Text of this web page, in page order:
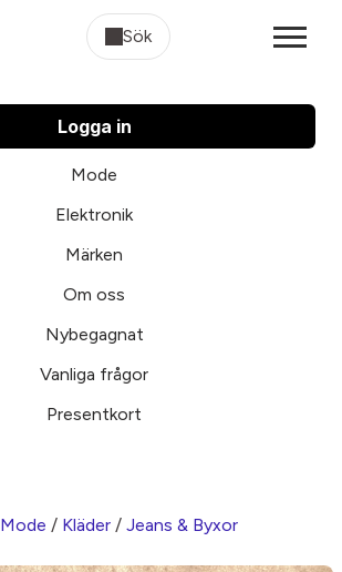
Sök
Logga in
Mode
Elektronik
Märken
Om oss
Nybegagnat
Vanliga frågor
Presentkort
Mode / Kläder / Jeans & Byxor